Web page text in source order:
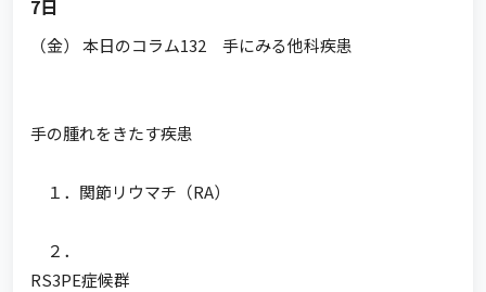
7日
（金） 本日のコラム132 手にみる他科疾患
手の腫れをきたす疾患
１．関節リウマチ（RA）
２．
RS3PE症候群